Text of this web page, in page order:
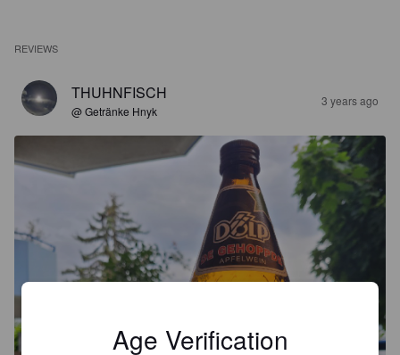
REVIEWS
THUHNFISCH
@ Getränke Hnyk
3 years ago
Age Verification